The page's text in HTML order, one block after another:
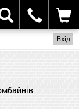
Вхід